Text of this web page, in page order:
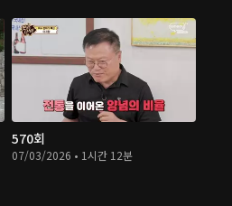
570회
07/03/2026 • 1시간 12분